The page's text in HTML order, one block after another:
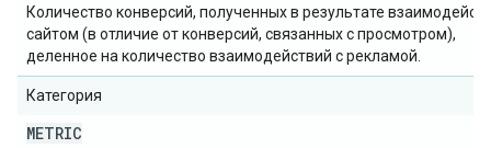
Количество конверсий, полученных в результате
сайтом (в отличие от конверсий, связанных с просмотром),
деленное на количество взаимодействий с рекламой.
Категория
METRIC